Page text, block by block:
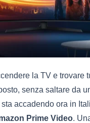
la TV e trovare
senza saltare da
accadendo ora in
Prime Video.